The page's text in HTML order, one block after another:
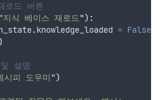
로드 버튼
"지식 베이스 재로드"):
.knowledge_loaded = False
설명
피 도우미 ")